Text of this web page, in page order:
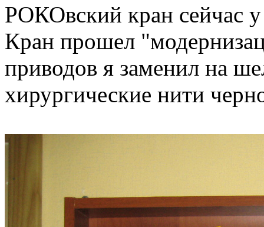
РОКОвский кран сейчас
Кран прошел
приводов я заменил на
хирургические нити